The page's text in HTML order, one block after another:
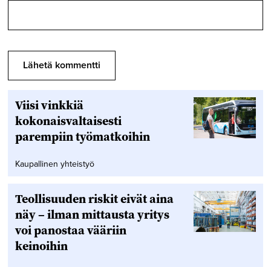
Viisi vinkkiä
kokonaisvaltaisesti
parempiin työmatkoihin
Kaupallinen yhteistyö
Teollisuuden riskit eivät aina
näy – ilman mittausta yritys
voi panostaa vääriin
keinoihin